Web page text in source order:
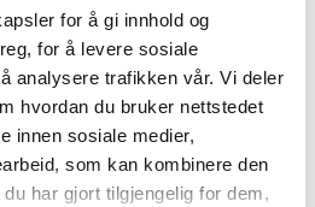
for å gi innhold og
for å levere sosiale
analysere trafikken vår. Vi deler
hvordan du bruker nettstedet
innen sosiale medier,
som kan kombinere den
har gjort tilgjengelig for dem,
29.april kl 19:00